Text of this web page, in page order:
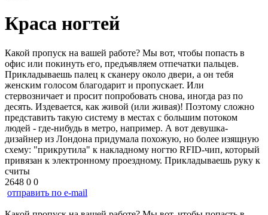
Краса ногтей
Какой пропуск на вашей работе? Мы вот, чтобы попасть в
офис или покинуть его, предъявляем отпечатки пальцев.
Прикладываешь палец к сканеру около двери, а он тебя
женским голосом благодарит и пропускает. Или
стервозничает и просит попробовать снова, иногда раз по
десять. Издевается, как живой (или живая)! Поэтому сложно
представить такую систему в местах с большим потоком
людей - где-нибудь в метро, например. А вот девушка-
дизайнер из Лондона придумала похожую, но более изящную
схему: "прикрутила" к накладному ногтю RFID-чип, который
привязан к электронному проездному. Прикладываешь руку к
считы
2648 0 0
отправить по e-mail